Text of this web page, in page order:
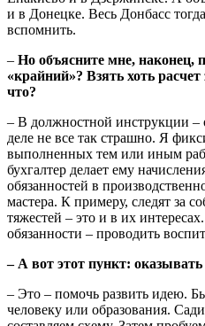
и в Донецке. Весь Донбасс
вспомнить.
– Но объясните мне, наконец,
«крайний»? Взять хоть
что?
– В должностной инструкции
деле не все так страшно. Я
выполненных тем или иным
бухгалтер делает ему
обязанностей в
мастера. К примеру, следят за
тяжестей – это и в их
обязанности – проводить
– А вот этот пункт:
– Это – помочь развить идею.
человеку или образования.